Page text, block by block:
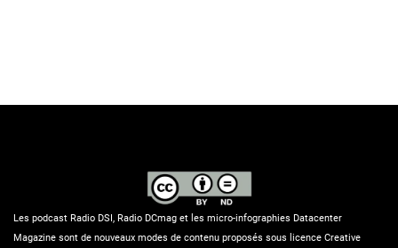
Les podcast Radio DSI, Radio DCmag et les micro-infographies Datacenter
Magazine sont de nouveaux modes de contenu proposés sous licence Creative